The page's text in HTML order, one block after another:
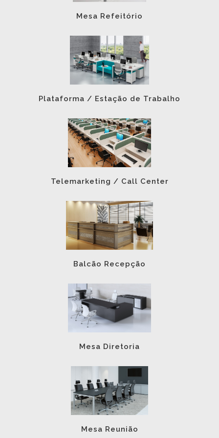
Mesa Refeitório
Plataforma / Estação de Trabalho
Telemarketing / Call Center
Balcão Recepção
Mesa Diretoria
Mesa Reunião